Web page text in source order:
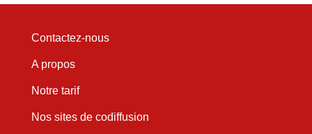
Contactez-nous
A propos
Notre tarif
Nos sites de codiffusion